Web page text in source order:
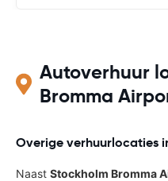
Autoverhuur
Bromma
Overige verhuurlocaties
Naast Stockholm Bromma